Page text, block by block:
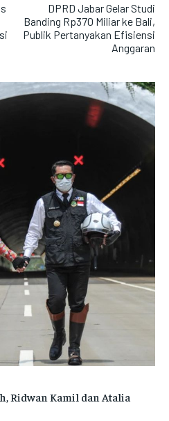
DPRD Jabar Gelar Studi
Banding Rp370 Miliar ke Bali,
Publik Pertanyakan Efisiensi
Anggaran
Ridwan Kamil dan Atalia